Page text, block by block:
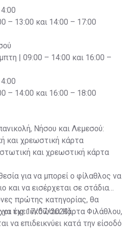
– 13:00 και 14:00 – 17:00
| 09:00 – 14:00 και 16:00 –
– 14:00 και 16:00 – 18:00
Νήσου και Λεμεσού:
και χρεωστική κάρτα
και χρεωστική κάρτα
για να μπορεί ο φίλαθλος να
και να εισέρχεται σε στάδια
πρώτης κατηγορίας, θα
έχει εκδώσει Κάρτα Φιλάθλου,
να επιδεικνύει κατά την είσοδό
τις 17/07/2023)